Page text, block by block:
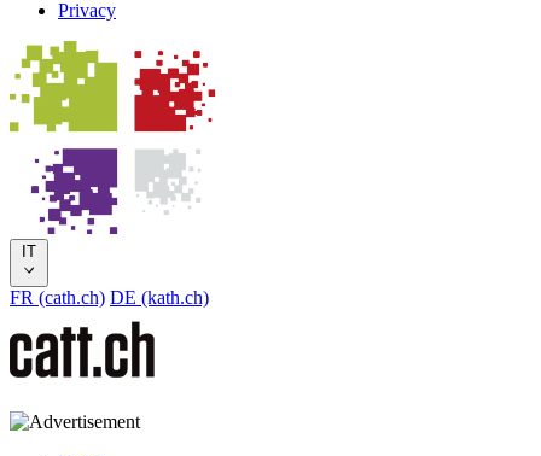
Privacy
IT
FR (cath.ch) DE (kath.ch)